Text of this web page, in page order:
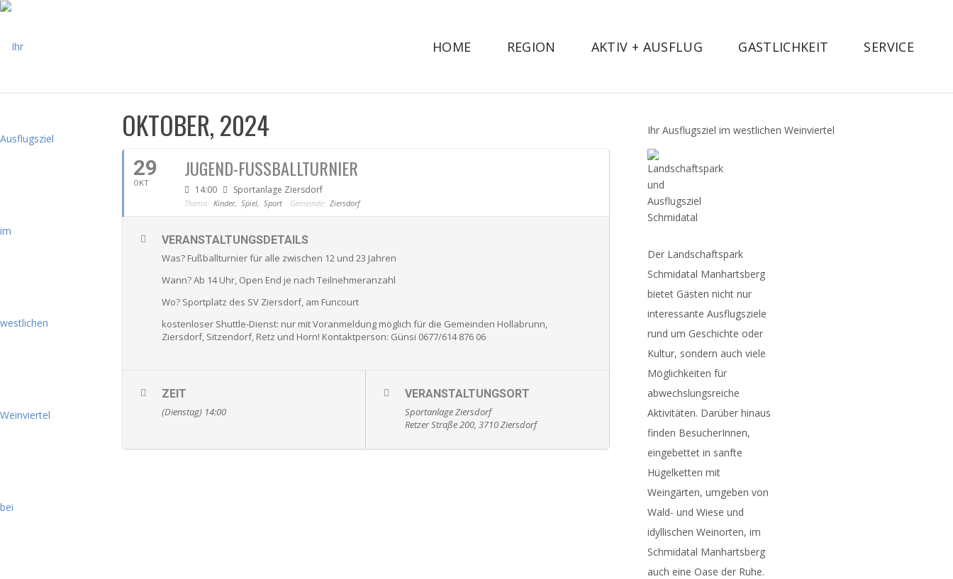
HOME REGION AKTIV + AUSFLUG GASTLICHKEIT SERVICE
OKTOBER, 2024
29
OKT
JUGEND-FUSSBALLTURNIER
14:00 Sportanlage Ziersdorf
Thema: Kinder, Spiel, Sport Gemeinde: Ziersdorf
VERANSTALTUNGSDETAILS
Was? Fußballturnier für alle zwischen 12 und 23 Jahren
Wann? Ab 14 Uhr, Open End je nach Teilnehmeranzahl
Wo? Sportplatz des SV Ziersdorf, am Funcourt
kostenloser Shuttle-Dienst: nur mit Voranmeldung möglich für die Gemeinden Hollabrunn,
Ziersdorf, Sitzendorf, Retz und Horn! Kontaktperson: Günsi 0677/614 876 06
ZEIT
(Dienstag) 14:00
VERANSTALTUNGSORT
Sportanlage Ziersdorf
Retzer Straße 200, 3710 Ziersdorf
Ihr Ausflugsziel im westlichen Weinviertel
Der Landschaftspark
Schmidatal Manhartsberg
bietet Gästen nicht nur
interessante Ausflugsziele
rund um Geschichte oder
Kultur, sondern auch viele
Möglichkeiten für
abwechslungsreiche
Aktivitäten. Darüber hinaus
finden BesucherInnen,
eingebettet in sanfte
Hügelketten mit
Weingärten, umgeben von
Wald- und Wiese und
idyllischen Weinorten, im
Schmidatal Manhartsberg
auch eine Oase der Ruhe.